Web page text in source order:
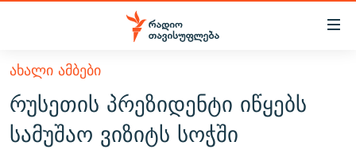
Accessibility
მთავარ
შინაარსზე
დაბრუნება
მთავარ
ᲐᲮᲐᲚᲘ ᲐᲛᲑᲔᲑᲘ
ᲗᲔᲛᲔᲑᲘ
ᲞᲝᲚᲘᲢᲘᲙᲐ
ᲕᲘᲓᲔᲝ
ᲐᲮᲐᲚᲘ ᲐᲛᲑᲔᲑᲘ
რუსეთის პრეზიდენტი იწყებს
სამუშაო ვიზიტს სოჭში